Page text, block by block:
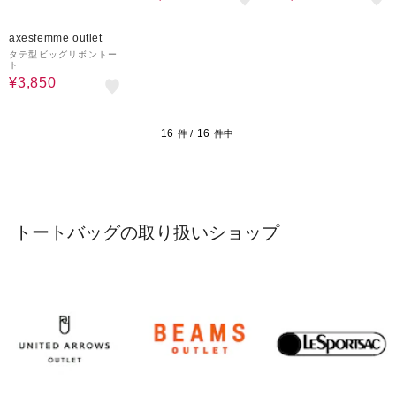
axesfemme outlet
タテ型ビッグリボントー
ト
¥3,850
16 件 / 16 件中
トートバッグの取り扱いショップ